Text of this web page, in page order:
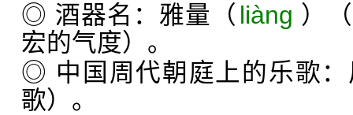
◎ 酒器名：雅量（ liàng ）
宏的气度）。
◎ 中国周代朝庭上的乐歌
歌）。